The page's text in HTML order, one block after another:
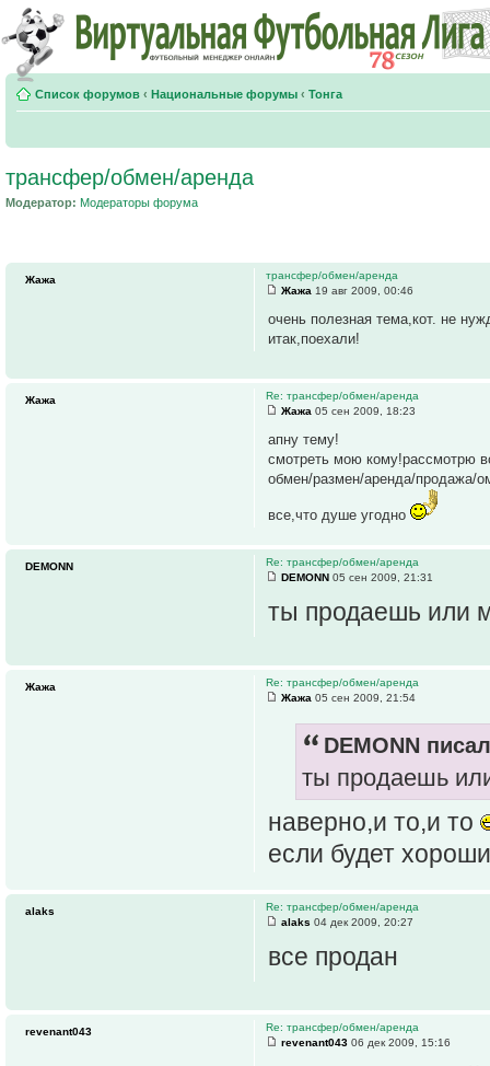
Список форумов ‹ Национальные форумы ‹ Тонга
трансфер/обмен/аренда
Модератор: Модераторы форума
трансфер/обмен/аренда
Жажа 19 авг 2009, 00:46
очень полезная тема,кот. не
итак,поехали!
Жажа
Re: трансфер/обмен/аренда
Жажа 05 сен 2009, 18:23
апну тему!
смотреть мою кому!рассмотрю
обмен/размен/аренда/продажа/
все,что душе угодно
Жажа
Re: трансфер/обмен/аренда
DEMONN 05 сен 2009, 21:31
ты продаешь или
DEMONN
Re: трансфер/обмен/аренда
Жажа 05 сен 2009, 21:54
DEMONN
ты продаешь
наверно,и то,и то
если будет
Жажа
Re: трансфер/обмен/аренда
alaks 04 дек 2009, 20:27
все продан
alaks
Re: трансфер/обмен/аренда
revenant043 06 дек 2009, 15:16
revenant043